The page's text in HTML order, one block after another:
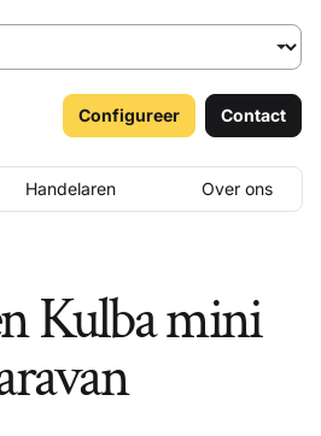
Handelaren Over ons
Configureer Contact
Kulba mini